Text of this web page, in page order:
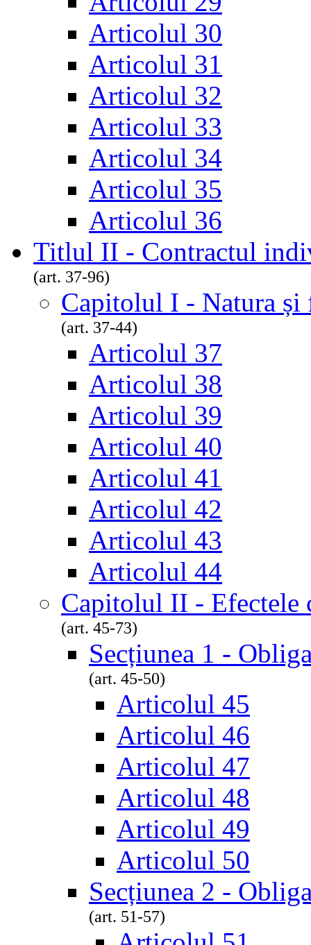
Articolul 30
Articolul 31
Articolul 32
Articolul 33
Articolul 34
Articolul 35
Articolul 36
Titlul II - Contractul
(art. 37-96)
Capitolul I - Natura și
(art. 37-44)
Articolul 37
Articolul 38
Articolul 39
Articolul 40
Articolul 41
Articolul 42
Articolul 43
Articolul 44
Capitolul II - Efectele
(art. 45-73)
Secțiunea 1 -
(art. 45-50)
Articolul 45
Articolul 46
Articolul 47
Articolul 48
Articolul 49
Articolul 50
Secțiunea 2 -
(art. 51-57)